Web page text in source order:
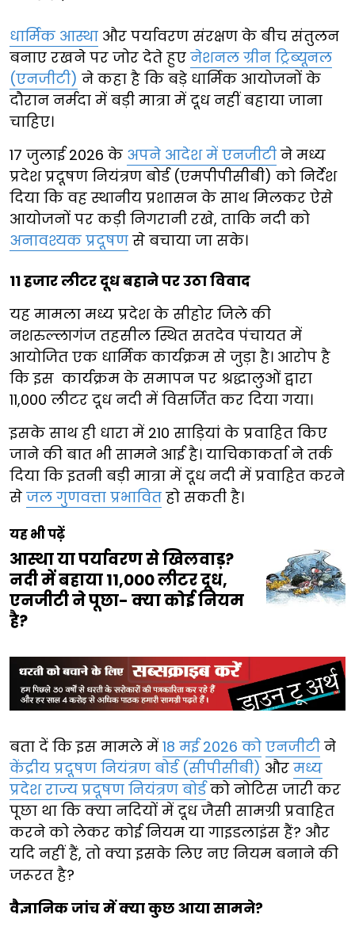
धार्मिक आस्था और पर्यावरण संरक्षण के बीच संतुलन
बनाए रखने पर जोर देते हुए नेशनल ग्रीन ट्रिब्यूनल
(एनजीटी) ने कहा है कि बड़े धार्मिक आयोजनों के
दौरान नर्मदा में बड़ी मात्रा में दूध नहीं बहाया जाना
चाहिए।
17 जुलाई 2026 के अपने आदेश में एनजीटी ने मध्य
प्रदेश प्रदूषण नियंत्रण बोर्ड (एमपीपीसीबी) को निर्देश
दिया कि वह स्थानीय प्रशासन के साथ मिलकर ऐसे
आयोजनों पर कड़ी निगरानी रखे, ताकि नदी को
अनावश्यक प्रदूषण से बचाया जा सके।
11 हजार लीटर दूध बहाने पर उठा विवाद
यह मामला मध्य प्रदेश के सीहोर जिले की
नशरुल्लागंज तहसील स्थित सतदेव पंचायत में
आयोजित एक धार्मिक कार्यक्रम से जुड़ा है। आरोप है
कि इस कार्यक्रम के समापन पर श्रद्धालुओं द्वारा
11,000 लीटर दूध नदी में विसर्जित कर दिया गया।
इसके साथ ही धारा में 210 साड़ियां के प्रवाहित किए
जाने की बात भी सामने आई है। याचिकाकर्ता ने तर्क
दिया कि इतनी बड़ी मात्रा में दूध नदी में प्रवाहित करने
से जल गुणवत्ता प्रभावित हो सकती है।
यह भी पढ़ें
आस्था या पर्यावरण से खिलवाड़?
नदी में बहाया 11,000 लीटर दूध,
एनजीटी ने पूछा- क्या कोई नियम
है?
बता दें कि इस मामले में 18 मई 2026 को एनजीटी ने
केंद्रीय प्रदूषण नियंत्रण बोर्ड (सीपीसीबी) और मध्य
प्रदेश राज्य प्रदूषण नियंत्रण बोर्डको नोटिस जारी कर
पूछा था कि क्या नदियों में दूध जैसी सामग्री प्रवाहित
करने को लेकर कोई नियम या गाइडलाइंस हैं? और
यदि नहीं हैं, तो क्या इसके लिए नए नियम बनाने की
जरूरत है?
वैज्ञानिक जांच में क्या कुछ आया सामने?